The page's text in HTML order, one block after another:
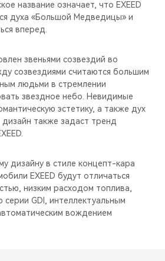
название означает, что EXEED
духа «Большой Медведицы» и
вперед.
звеньями созвездий во
созвездиями считаются большим
людьми в стремлении
звездное небо. Невидимые
эстетику, а также дух
также задаст тренд
дизайну в стиле концепт-кара
EXEED будут отличаться
низким расходом топлива,
GDI, интеллектуальным
вождением